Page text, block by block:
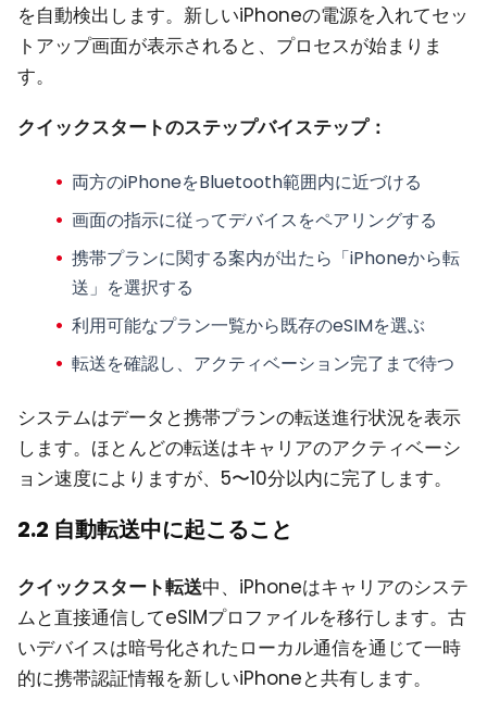
を自動検出します。新しいiPhoneの電源を入れてセッ
トアップ画面が表示されると、プロセスが始まりま
す。
クイックスタートのステップバイステップ：
両方のiPhoneをBluetooth範囲内に近づける
画面の指示に従ってデバイスをペアリングする
携帯プランに関する案内が出たら「iPhoneから転
送」を選択する
利用可能なプラン一覧から既存のeSIMを選ぶ
転送を確認し、アクティベーション完了まで待つ
システムはデータと携帯プランの転送進行状況を表示
します。ほとんどの転送はキャリアのアクティベーシ
ョン速度によりますが、5〜10分以内に完了します。
2.2 自動転送中に起こること
クイックスタート転送中、iPhoneはキャリアのシステ
ムと直接通信してeSIMプロファイルを移行します。古
いデバイスは暗号化されたローカル通信を通じて一時
的に携帯認証情報を新しいiPhoneと共有します。